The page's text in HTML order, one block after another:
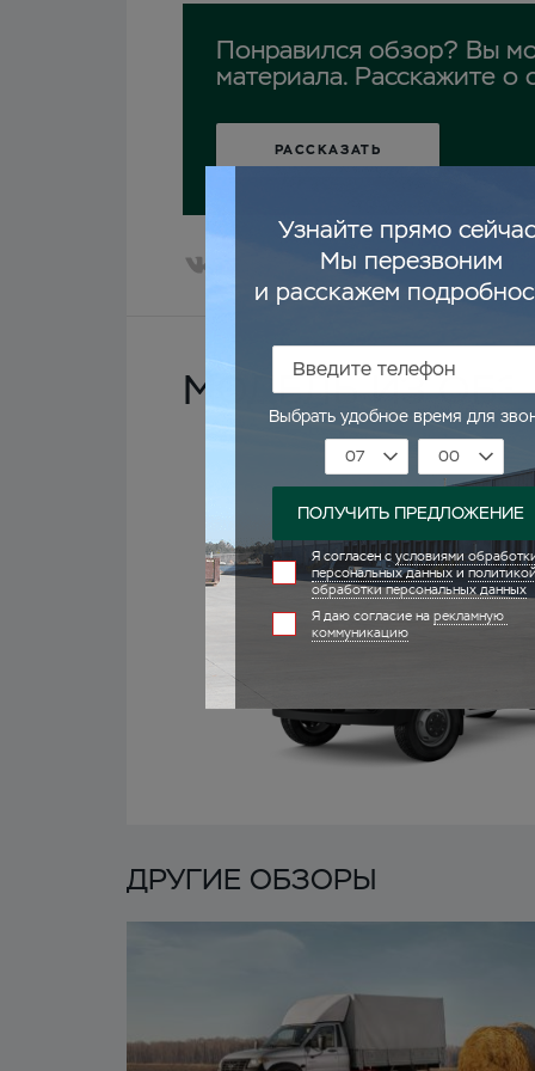
Понравился обзор? Вы
материала. Расскажите
РАССКАЗАТЬ
МОДЕЛЬ ИЗ
ДРУГИЕ ОБЗОРЫ